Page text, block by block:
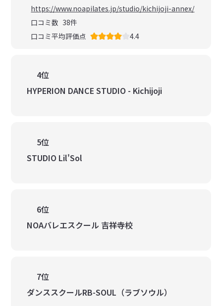
https://www.noapilates.jp/studio/kichijoji-annex/
口コミ数 38件
口コミ平均評価点
4.4
4位
HYPERION DANCE STUDIO - Kichijoji
5位
STUDIO Lil'Sol
6位
NOAバレエスクール 吉祥寺校
7位
ダンススクールRB-SOUL（ラブソウル）